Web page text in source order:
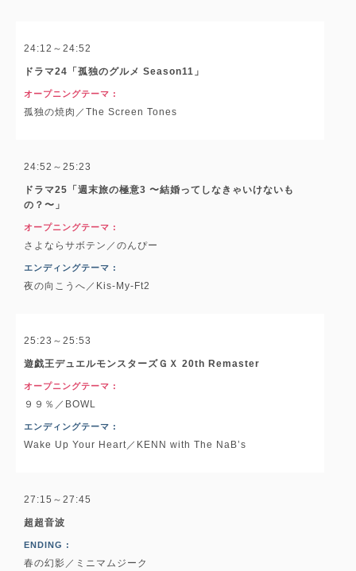
24:12～24:52
ドラマ24「孤独のグルメ Season11」
オープニングテーマ :
孤独の焼肉／The Screen Tones
24:52～25:23
ドラマ25「週末旅の極意3 〜結婚ってしなきゃいけないも
の？〜」
オープニングテーマ :
さよならサボテン／のんぴー
エンディングテーマ :
夜の向こうへ／Kis-My-Ft2
25:23～25:53
遊戯王デュエルモンスターズＧＸ 20th Remaster
オープニングテーマ :
９９％／BOWL
エンディングテーマ :
Wake Up Your Heart／KENN with The NaB’s
27:15～27:45
超超音波
ENDING :
春の幻影／ミニマムジーク